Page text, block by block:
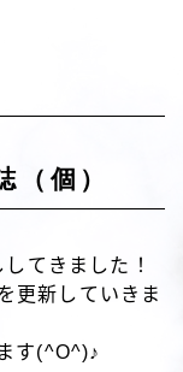
（個）
てきました！
更新していきま
す(^O^)♪